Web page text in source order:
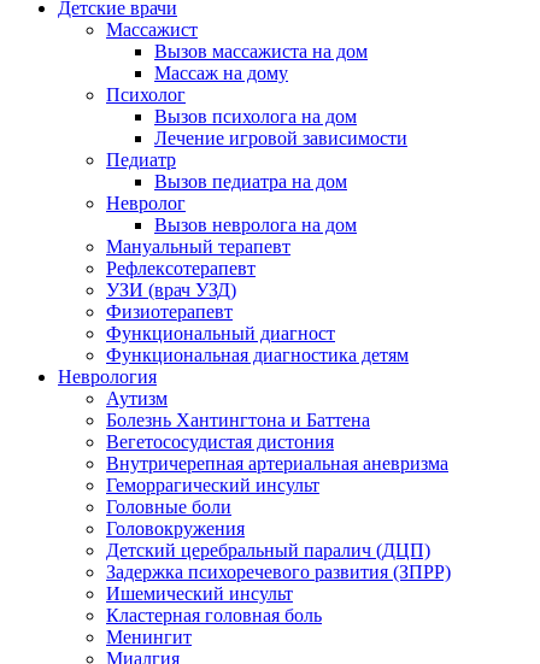
Детские врачи
Массажист
Вызов массажиста на дом
Массаж на дому
Психолог
Вызов психолога на дом
Лечение игровой зависимости
Педиатр
Вызов педиатра на дом
Невролог
Вызов невролога на дом
Мануальный терапевт
Рефлексотерапевт
УЗИ (врач УЗД)
Физиотерапевт
Функциональный диагност
Функциональная диагностика детям
Неврология
Аутизм
Болезнь Хантингтона и Баттена
Вегетососудистая дистония
Внутричерепная артериальная аневризма
Геморрагический инсульт
Головные боли
Головокружения
Детский церебральный паралич (ДЦП)
Задержка психоречевого развития (ЗПРР)
Ишемический инсульт
Кластерная головная боль
Менингит
Миалгия